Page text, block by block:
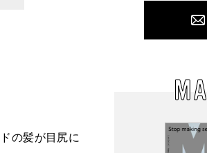
の髪が目尻に